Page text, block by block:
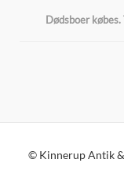
Dødsboer
© Kinnerup Antik